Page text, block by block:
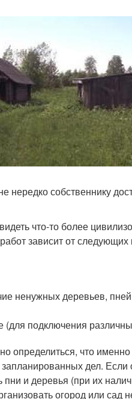
нередко собственнику
что-то более
зависит от следующих
ненужных деревьев,
(для подключения
что именно
дел. Если
и деревья (при их
огород или сад